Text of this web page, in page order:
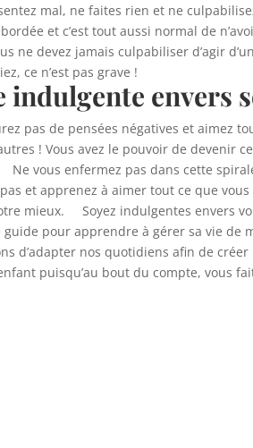
mal, ne faites rien et ne
et c’est tout aussi normal de
devez jamais culpabiliser d’agir
ce n’est pas grave !
indulgente envers
pas de pensées négatives et
! Vous avez le pouvoir de devenir
vous enfermez pas dans cette
et apprenez à aimer tout ce que
mieux. Soyez indulgentes envers
guide pour apprendre à gérer sa vie de
d’adapter nos quotidiens afin de
puisqu’au bout du compte, vous